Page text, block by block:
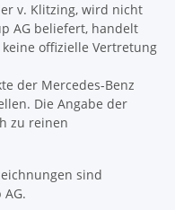
v. Klitzing, wird nicht
AG beliefert, handelt
offizielle Vertretung
der Mercedes-Benz
Die Angabe der
zu reinen
sind